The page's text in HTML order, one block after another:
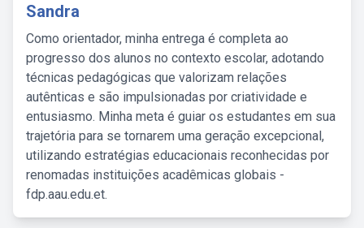
Sandra
Como orientador, minha entrega é completa ao
progresso dos alunos no contexto escolar, adotando
técnicas pedagógicas que valorizam relações
autênticas e são impulsionadas por criatividade e
entusiasmo. Minha meta é guiar os estudantes em sua
trajetória para se tornarem uma geração excepcional,
utilizando estratégias educacionais reconhecidas por
renomadas instituições acadêmicas globais -
fdp.aau.edu.et.